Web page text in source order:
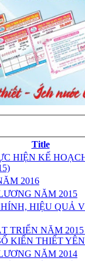
Title
HIỆN KẾ
2016
NĂM 2015
HIỆU QUẢ
TRIỂN NĂM
KIẾN THIẾT
NĂM 2014